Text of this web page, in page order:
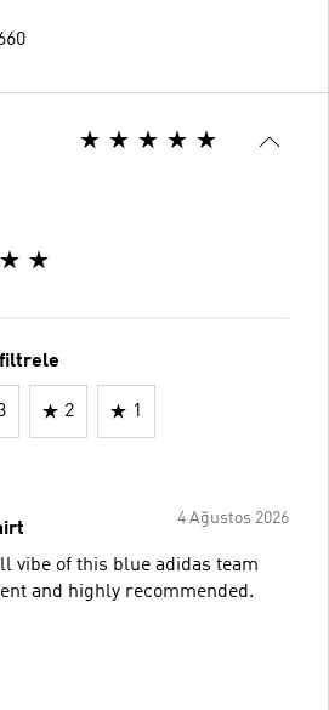
filtrele
2 1
4 Ağustos 2026
vibe of this blue adidas team
and highly recommended.